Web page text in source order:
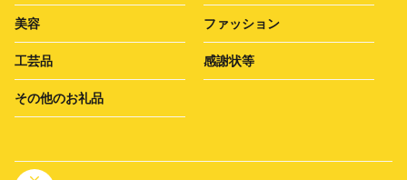
美容 ファッション
工芸品 感謝状等
その他のお礼品